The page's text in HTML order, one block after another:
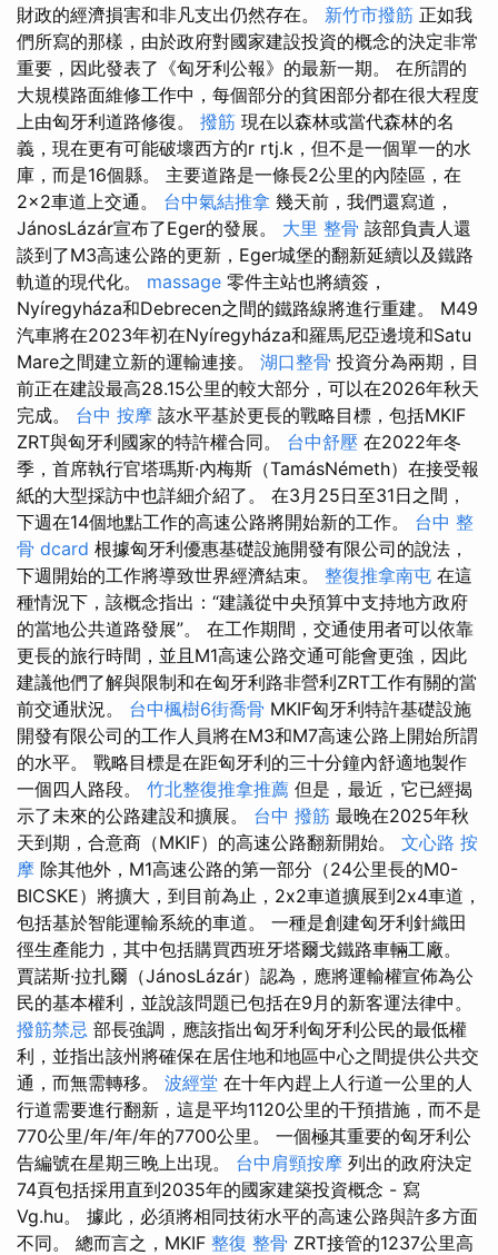
財政的經濟損害和非凡支出仍然存在。 新竹市撥筋 正如我
們所寫的那樣，由於政府對國家建設投資的概念的決定非常
重要，因此發表了《匈牙利公報》的最新一期。 在所謂的
大規模路面維修工作中，每個部分的貧困部分都在很大程度
上由匈牙利道路修復。 撥筋 現在以森林或當代森林的名
義，現在更有可能破壞西方的r rtj.k，但不是一個單一的水
庫，而是16個縣。 主要道路是一條長2公里的內陸區，在
2×2車道上交通。 台中氣結推拿 幾天前，我們還寫道，
JánosLázár宣布了Eger的發展。 大里 整骨 該部負責人還
談到了M3高速公路的更新，Eger城堡的翻新延續以及鐵路
軌道的現代化。 massage 零件主站也將續簽，
Nyíregyháza和Debrecen之間的鐵路線將進行重建。 M49
汽車將在2023年初在Nyíregyháza和羅馬尼亞邊境和Satu
Mare之間建立新的運輸連接。 湖口整骨 投資分為兩期，目
前正在建設最高28.15公里的較大部分，可以在2026年秋天
完成。 台中 按摩 該水平基於更長的戰略目標，包括MKIF
ZRT與匈牙利國家的特許權合同。 台中舒壓 在2022年冬
季，首席執行官塔瑪斯·內梅斯（TamásNémeth）在接受報
紙的大型採訪中也詳細介紹了。 在3月25日至31日之間，
下週在14個地點工作的高速公路將開始新的工作。 台中 整
骨 dcard 根據匈牙利優惠基礎設施開發有限公司的說法，
下週開始的工作將導致世界經濟結束。 整復推拿南屯 在這
種情況下，該概念指出：“建議從中央預算中支持地方政府
的當地公共道路發展”。 在工作期間，交通使用者可以依靠
更長的旅行時間，並且M1高速公路交通可能會更強，因此
建議他們了解與限制和在匈牙利路非營利ZRT工作有關的當
前交通狀況。 台中楓樹6街喬骨 MKIF匈牙利特許基礎設施
開發有限公司的工作人員將在M3和M7高速公路上開始所謂
的水平。 戰略目標是在距匈牙利的三十分鐘內舒適地製作
一個四人路段。 竹北整復推拿推薦 但是，最近，它已經揭
示了未來的公路建設和擴展。 台中 撥筋 最晚在2025年秋
天到期，合意商（MKIF）的高速公路翻新開始。 文心路 按
摩 除其他外，M1高速公路的第一部分（24公里長的M0-
BICSKE）將擴大，到目前為止，2x2車道擴展到2x4車道，
包括基於智能運輸系統的車道。 一種是創建匈牙利針織田
徑生產能力，其中包括購買西班牙塔爾戈鐵路車輛工廠。
賈諾斯·拉扎爾（JánosLázár）認為，應將運輸權宣佈為公
民的基本權利，並說該問題已包括在9月的新客運法律中。
撥筋禁忌 部長強調，應該指出匈牙利匈牙利公民的最低權
利，並指出該州將確保在居住地和地區中心之間提供公共交
通，而無需轉移。 波經堂 在十年內趕上人行道一公里的人
行道需要進行翻新，這是平均1120公里的干預措施，而不是
770公里/年/年/年的7700公里。 一個極其重要的匈牙利公
告編號在星期三晚上出現。 台中肩頸按摩 列出的政府決定
74頁包括採用直到2035年的國家建築投資概念 - 寫
Vg.hu。 據此，必須將相同技術水平的高速公路與許多方面
不同。 總而言之，MKIF 整復 整骨 ZRT接管的1237公里高